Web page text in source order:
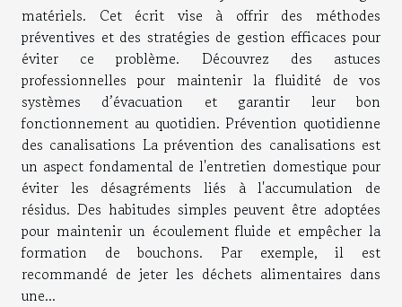
matériels. Cet écrit vise à offrir des méthodes
préventives et des stratégies de gestion efficaces pour
éviter ce problème. Découvrez des astuces
professionnelles pour maintenir la fluidité de vos
systèmes d’évacuation et garantir leur bon
fonctionnement au quotidien. Prévention quotidienne
des canalisations La prévention des canalisations est
un aspect fondamental de l'entretien domestique pour
éviter les désagréments liés à l'accumulation de
résidus. Des habitudes simples peuvent être adoptées
pour maintenir un écoulement fluide et empêcher la
formation de bouchons. Par exemple, il est
recommandé de jeter les déchets alimentaires dans
une...